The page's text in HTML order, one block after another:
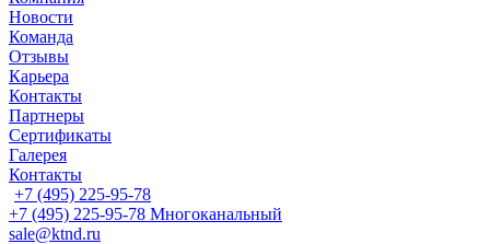
Новости
Команда
Отзывы
Карьера
Контакты
Партнеры
Сертификаты
Галерея
Контакты
+7 (495) 225-95-78
+7 (495) 225-95-78 Многоканальный
sale@ktnd.ru